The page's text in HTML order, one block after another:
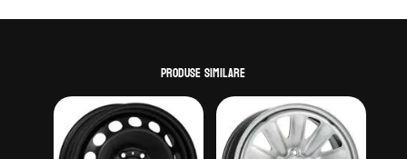
Produse similare